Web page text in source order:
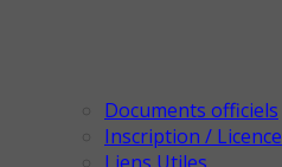
Documents officiels
Inscription / Licence